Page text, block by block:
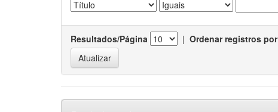
Resultados/Página | Ordenar registros por